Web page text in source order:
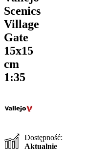
Scenics
Village
Gate
15x15
cm
1:35
Dostępność:
Aktualnie